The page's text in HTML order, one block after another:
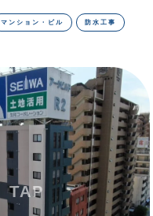
マンション・ビル 防水工事